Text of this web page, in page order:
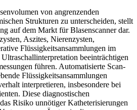
von angrenzenden
Strukturen zu unterscheiden, stellt
auf dem Markt für Blasenscanner dar.
Aszites, Nierenzysten,
Flüssigkeitsansammlungen im
beeinträchtigen
führen. Automatisierte Scan-
Flüssigkeitsansammlungen
interpretieren, insbesondere bei
Diese diagnostischen
Risiko unnötiger Katheterisierungen